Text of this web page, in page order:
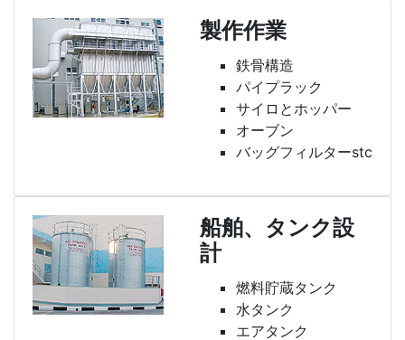
製作作業
鉄骨構造
パイプラック
サイロとホッパー
オーブン
バッグフィルターstc
船舶、タンク設
計
燃料貯蔵タンク
水タンク
エアタンク